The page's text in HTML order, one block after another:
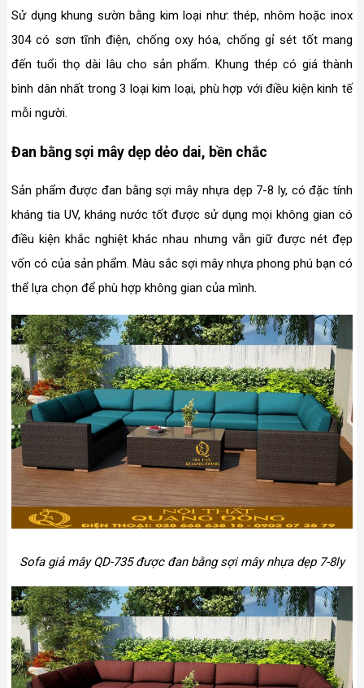
Sử dụng khung sườn bằng kim loại như: thép, nhôm hoặc inox
304 có sơn tĩnh điện, chống oxy hóa, chống gỉ sét tốt mang
đến tuổi thọ dài lâu cho sản phẩm. Khung thép có giá thành
bình dân nhất trong 3 loại kim loại, phù hợp với điều kiện kinh tế
mỗi người.
Đan bằng sợi mây dẹp dẻo dai, bền chắc
Sản phẩm được đan bằng sợi mây nhựa dẹp 7-8 ly, có đặc tính
kháng tia UV, kháng nước tốt được sử dụng mọi không gian có
điều kiện khắc nghiệt khác nhau nhưng vẫn giữ được nét đẹp
vốn có của sản phẩm. Màu sắc sợi mây nhựa phong phú bạn có
thể lựa chọn để phù hợp không gian của mình.
Sofa giả mây QD-735 được đan bằng sợi mây nhựa dẹp 7-8ly